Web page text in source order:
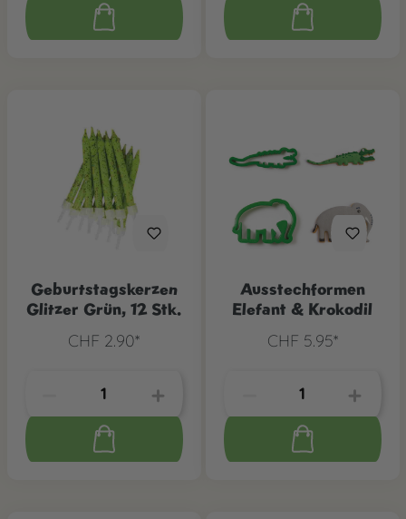
Geburtstagskerzen
Glitzer Grün, 12 Stk.
CHF 2.90*
Ausstechformen
Elefant & Krokodil
CHF 5.95*